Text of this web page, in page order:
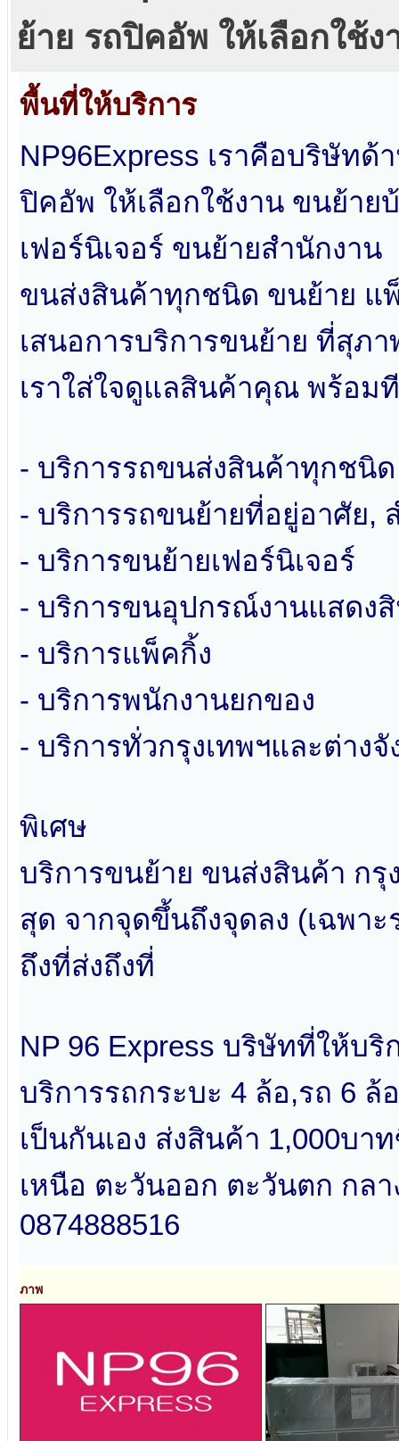
ย้าย รถปิคอัพ ให้เลือกใช้ง
พื้นที่ให้บริการ
NP96Express เราคือบริษัท
ปิคอัพ ให้เลือกใช้งาน ขนย้า
เฟอร์นิเจอร์ ขนย้ายสำนักงาน
ขนส่งสินค้าทุกชนิด ขนย้าย แ
เสนอการบริการขนย้าย ที่สุภ
เราใส่ใจดูแลสินค้าคุณ พร้อม
- บริการรถขนส่งสินค้าทุกชนิด
- บริการรถขนย้ายที่อยู่อาศัย,
- บริการขนย้ายเฟอร์นิเจอร์
- บริการขนอุปกรณ์งานแสดง
- บริการแพ็คกิ้ง
- บริการพนักงานยกของ
- บริการทั่วกรุงเทพฯและต่างจั
พิเศษ
บริการขนย้าย ขนส่งสินค้า กรุ
สุด จากจุดขึ้นถึงจุดลง (เฉพา
ถึงที่ส่งถึงที่
NP 96 Express บริษัทที่ให้บ
บริการรถกระบะ 4 ล้อ,รถ 6
เป็นกันเอง ส่งสินค้า 1,000บ
เหนือ ตะวันออก ตะวันตก กล
0874888516
ภาพ